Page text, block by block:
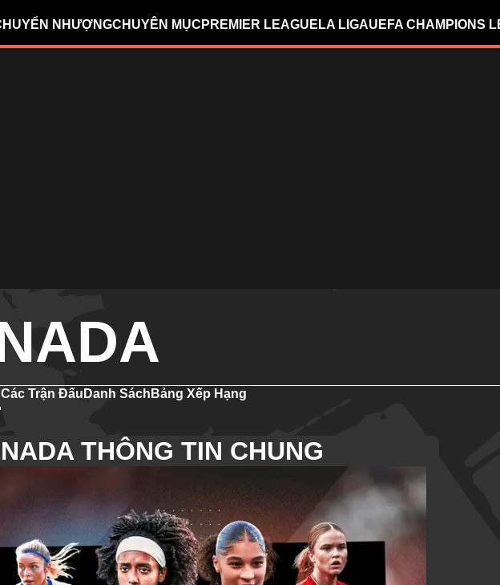
NHƯỢNGCHUYÊN MỤC PREMIER LEAGUE LA LIGAUEFA CHAMPIONS
Các Trận Đấu Danh Sách Bảng Xếp Hạng
THÔNG TIN CHUNG